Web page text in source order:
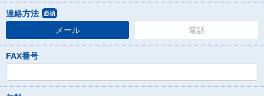
連絡方法 必須
メール 電話
FAX番号